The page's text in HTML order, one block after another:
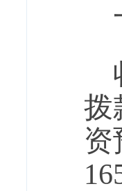
拨
资